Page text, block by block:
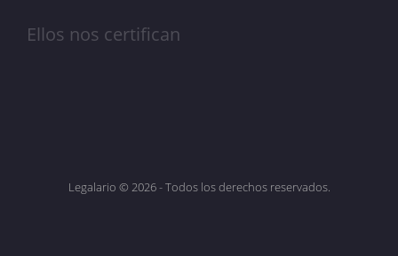
Ellos nos certifican
Legalario © 2026 - Todos los derechos reservados.